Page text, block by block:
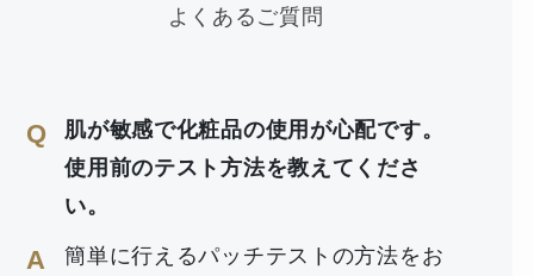
よくあるご質問
Q
肌が敏感で化粧品の使用が心配です。
使用前のテスト方法を教えてくださ
い。
A
簡単に行えるパッチテストの方法をお